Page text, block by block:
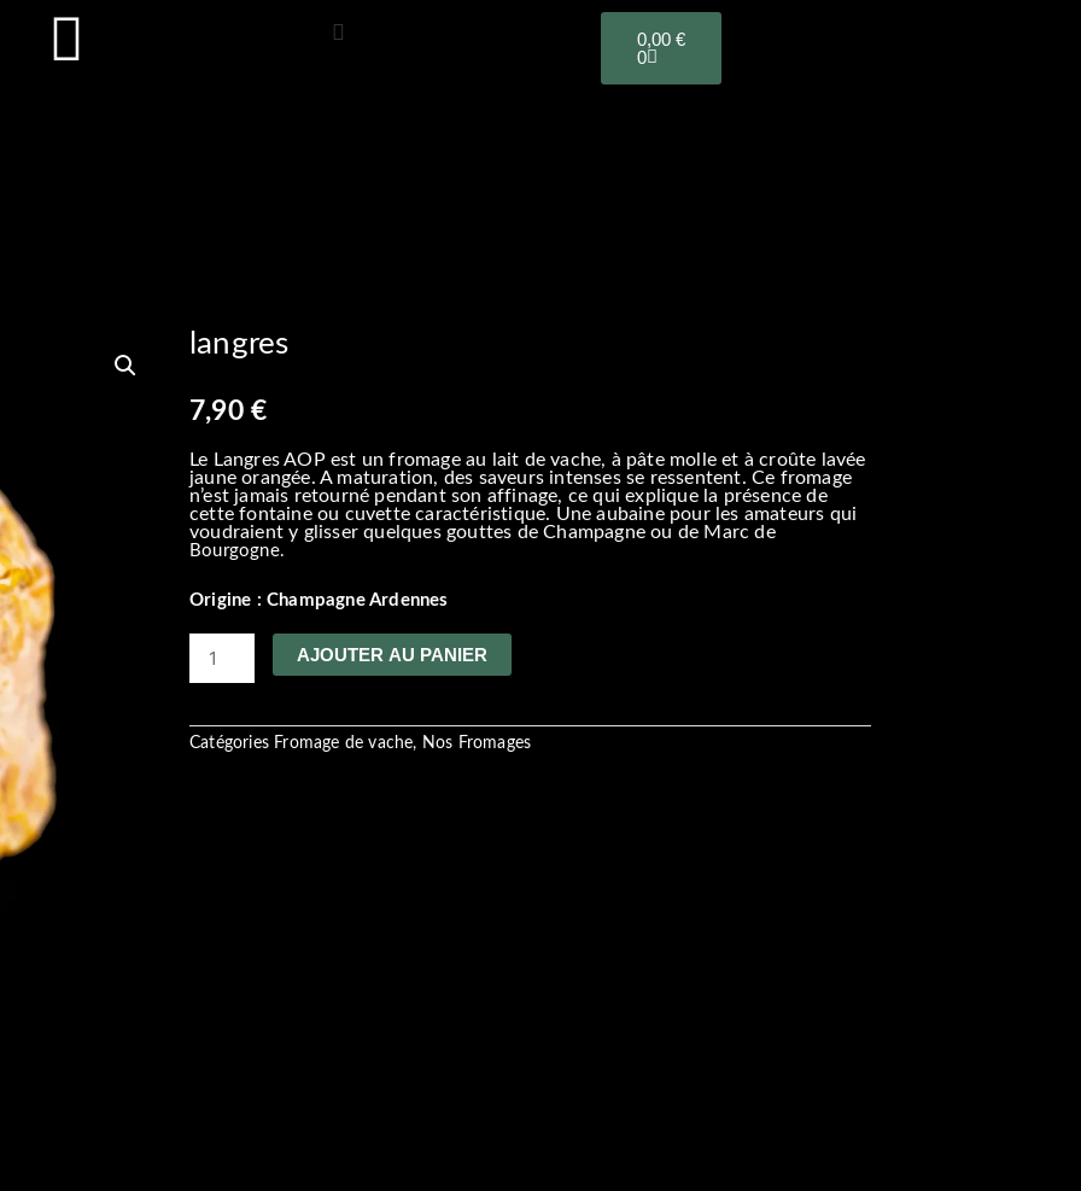
0,00 €
0
langres
7,90 €
Le Langres AOP est un fromage au lait de vache, à pâte molle et à croûte lavée
jaune orangée. A maturation, des saveurs intenses se ressentent. Ce fromage
n’est jamais retourné pendant son affinage, ce qui explique la présence de
cette fontaine ou cuvette caractéristique. Une aubaine pour les amateurs qui
voudraient y glisser quelques gouttes de Champagne ou de Marc de
Bourgogne.
Origine : Champagne Ardennes
AJOUTER AU PANIER
Catégories Fromage de vache, Nos Fromages